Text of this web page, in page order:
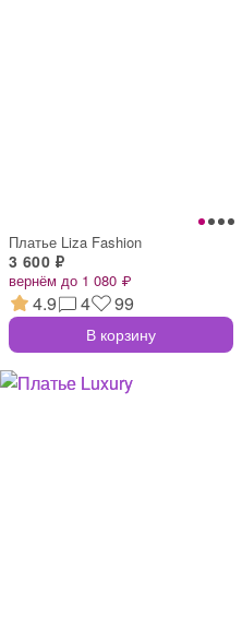
Платье Liza Fashion
3 600 ₽
вернём до 1 080 ₽
4.9 4 99
В корзину